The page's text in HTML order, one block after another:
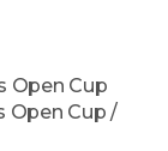
Open Cup
Open Cup /